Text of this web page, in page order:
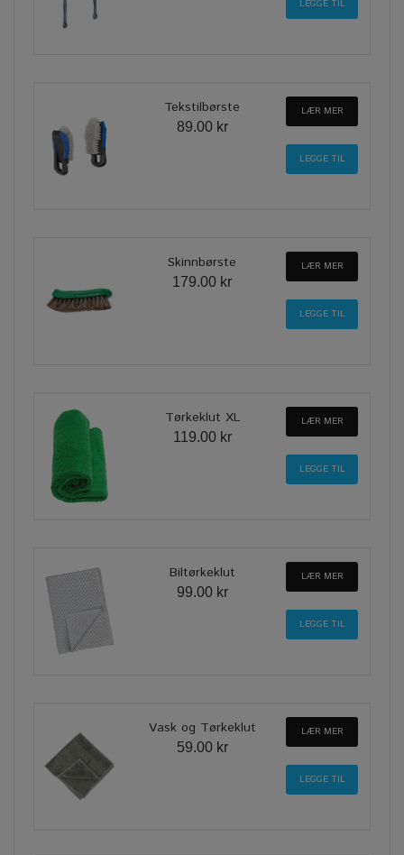
Tekstilbørste
89.00 kr
LÆR MER
Skinnbørste
179.00 kr
LÆR MER
Tørkeklut XL
119.00 kr
LÆR MER
Biltørkeklut
99.00 kr
LÆR MER
Vask og Tørkeklut
59.00 kr
LÆR MER